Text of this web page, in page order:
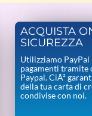
ACQUISTA
SICUREZZA
Utilizziamo
pagamenti tramite
Paypal. CiÃ²
della tua carta di
condivise con noi.